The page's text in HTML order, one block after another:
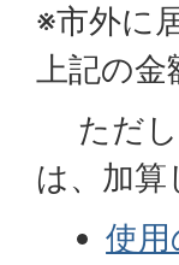
※市外に
上記の金
ただし
は、加算
使用